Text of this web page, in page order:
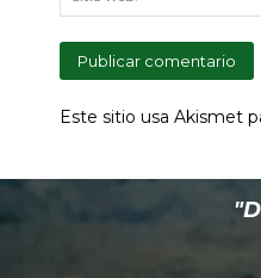
Este sitio usa Akismet